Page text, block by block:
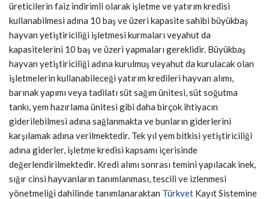
üreticilerin faiz indirimli olarak işletme ve yatırım kredisi
kullanabilmesi adına 10 baş ve üzeri kapasite sahibi büyükbaş
hayvan yetiştiriciliği işletmesi kurmaları veyahut da
kapasitelerini 10 baş ve üzeri yapmaları gereklidir. Büyükbaş
hayvan yetiştiriciliği adına kurulmuş veyahut da kurulacak olan
işletmelerin kullanabileceği yatırım kredileri hayvan alımı,
barınak yapımı veya tadilatı süt sağım ünitesi, süt soğutma
tankı, yem hazırlama ünitesi gibi daha birçok ihtiyacın
giderilebilmesi adına sağlanmakta ve bunların giderlerini
karşılamak adına verilmektedir. Tek yıl yem bitkisi yetiştiriciliği
adına giderler, işletme kredisi kapsamı içerisinde
değerlendirilmektedir. Kredi alımı sonrası temini yapılacak inek,
sığır cinsi hayvanların tanımlanması, tescili ve izlenmesi
yönetmeliği dahilinde tanımlanaraktan Türkvet Kayıt Sistemine